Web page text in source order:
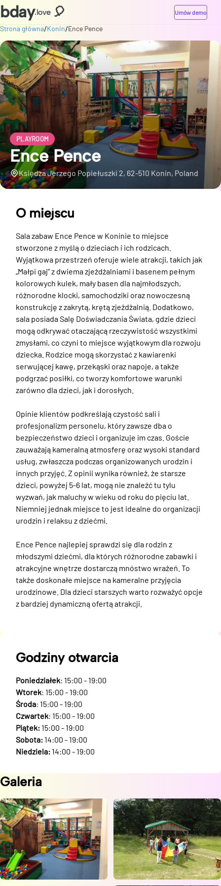
bday.love 🎈 Umów demo
Strona główna/Konin/Ence Pence
PLAYROOM
Ence Pence
Księdza Jerzego Popiełuszki 2, 62-510 Konin, Poland
O miejscu
Sala zabaw Ence Pence w Koninie to miejsce
stworzone z myślą o dzieciach i ich rodzicach.
Wyjątkowa przestrzeń oferuje wiele atrakcji, takich jak
„Małpi gaj” z dwiema zjeżdżalniami i basenem pełnym
kolorowych kulek, mały basen dla najmłodszych,
różnorodne klocki, samochodziki oraz nowoczesną
konstrukcję z zakrytą, krętą zjeżdżalnią. Dodatkowo,
sala posiada Salę Doświadczania Świata, gdzie dzieci
mogą odkrywać otaczającą rzeczywistość wszystkimi
zmysłami, co czyni to miejsce wyjątkowym dla rozwoju
dziecka. Rodzice mogą skorzystać z kawiarenki
serwującej kawę, przekąski oraz napoje, a także
podgrzać posiłki, co tworzy komfortowe warunki
zarówno dla dzieci, jak i dorosłych.
Opinie klientów podkreślają czystość sali i
profesjonalizm personelu, który zawsze dba o
bezpieczeństwo dzieci i organizuje im czas. Goście
zauważają kameralną atmosferę oraz wysoki standard
usług, zwłaszcza podczas organizowanych urodzin i
innych przyjęć. Z opinii wynika również, że starsze
dzieci, powyżej 5-6 lat, mogą nie znaleźć tu tylu
wyzwań, jak maluchy w wieku od roku do pięciu lat.
Niemniej jednak miejsce to jest idealne do organizacji
urodzin i relaksu z dziećmi.
Ence Pence najlepiej sprawdzi się dla rodzin z
młodszymi dziećmi, dla których różnorodne zabawki i
atrakcyjne wnętrze dostarczą mnóstwo wrażeń. To
także doskonałe miejsce na kameralne przyjęcia
urodzinowe. Dla dzieci starszych warto rozważyć opcje
z bardziej dynamiczną ofertą atrakcji.
Godziny otwarcia
Poniedziałek: 15:00 - 19:00
Wtorek: 15:00 - 19:00
Środa: 15:00 - 19:00
Czwartek: 15:00 - 19:00
Piątek: 15:00 - 19:00
Sobota: 14:00 - 19:00
Niedziela: 14:00 - 19:00
Galeria